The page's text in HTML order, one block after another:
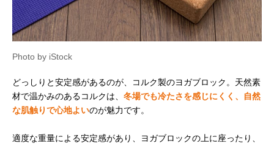
Photo by iStock
どっしりと安定感があるのが、コルク製のヨガブロック。天然素
材で温かみのあるコルクは、 冬場でも冷たさを感じにくく、自然
な肌触りで心地よいのが魅力です。
適度な重量による安定感があり、ヨガブロックの上に座ったり、